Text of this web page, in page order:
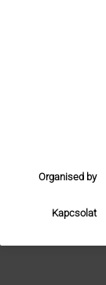
Organised by
Kapcsolat